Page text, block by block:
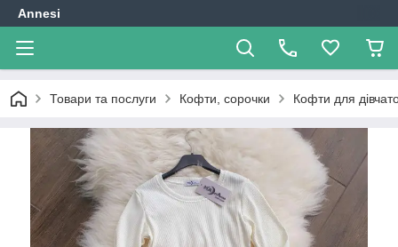
Annesi
Товари та послуги Кофти, сорочки Кофти для